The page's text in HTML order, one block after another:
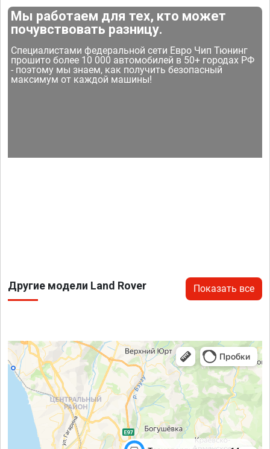
Мы работаем для тех, кто может
почувствовать разницу.
Специалистами федеральной сети Евро Чип Тюнинг
прошито более 10 000 автомобилей в 50+ городах РФ
- поэтому мы знаем, как получить безопасный
максимум от каждой машины!
Другие модели Land Rover Показать все